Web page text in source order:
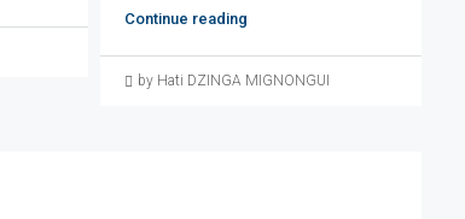
Continue reading
by Hati DZINGA MIGNONGUI